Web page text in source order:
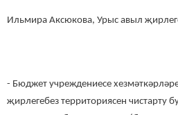
Ильмира Аксюкова, Урыс авыл
- Бюджет учреждениесе
җирлегебез территориясен чистарту